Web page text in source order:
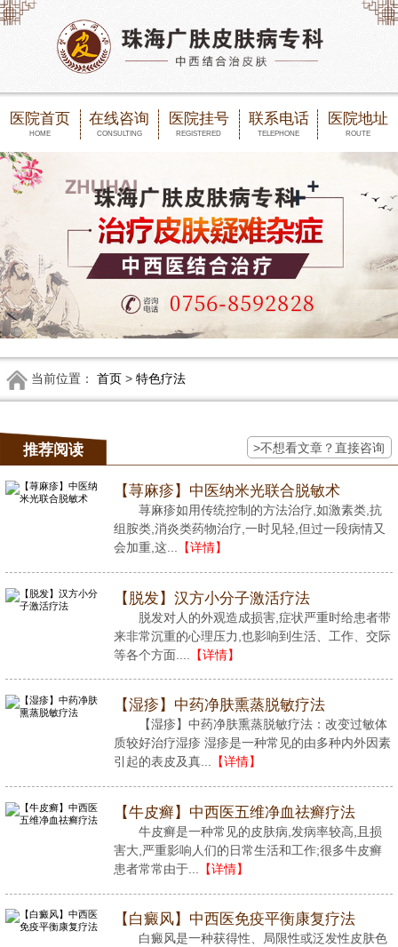
医院首页
HOME
在线咨询
CONSULTING
医院挂号
REGISTERED
联系电话
TELEPHONE
医院地址
ROUTE
当前位置： 首页> 特色疗法
推荐阅读 >不想看文章？直接咨询
【荨麻疹】中医纳米光联合脱敏术
荨麻疹如用传统控制的方法治疗,如激素类,抗
组胺类,消炎类药物治疗,一时见轻,但过一段病情又
会加重,这...
【详情】
【脱发】汉方小分子激活疗法
脱发对人的外观造成损害,症状严重时给患者带
来非常沉重的心理压力,也影响到生活、工作、交际
等各个方面....
【详情】
【湿疹】中药净肤熏蒸脱敏疗法
【湿疹】中药净肤熏蒸脱敏疗法：改变过敏体
质较好治疗湿疹 湿疹是一种常见的由多种内外因素
引起的表皮及真...
【详情】
【牛皮癣】中西医五维净血祛癣疗法
牛皮癣是一种常见的皮肤病,发病率较高,且损
害大,严重影响人们的日常生活和工作;很多牛皮癣
患者常常由于...
【详情】
【白癜风】中西医免疫平衡康复疗法
白癜风是一种获得性、局限性或泛发性皮肤色